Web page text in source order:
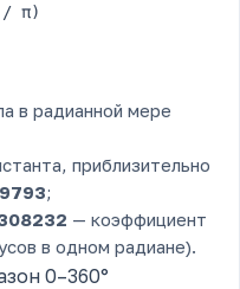
/ π)
в радианной мере
приблизительно
;
— коэффициент
в одном радиане).
0–360°